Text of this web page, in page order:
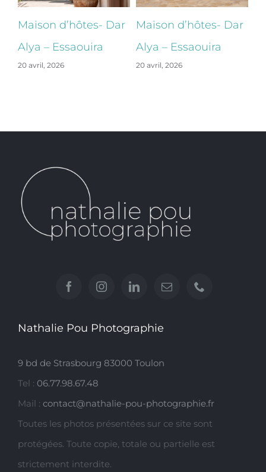
Maison d’hôtes- Dar
Alya – Essaouira
20 avril, 2026
Maison d’hôtes- Dar
Alya – Essaouira
20 avril, 2026
Nathalie Pou Photographie
9 bd de Strasbourg 83000 Toulon
Tel : 06.77.98.67.48
Mail : contact@nathalie-pou-photographie.fr
Toutes les photos présentées sur ce site sont
protégées. Toute copie, totale ou partielle est
strictement interdite.